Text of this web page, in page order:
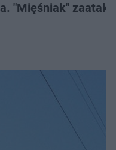
"Mięśniak"